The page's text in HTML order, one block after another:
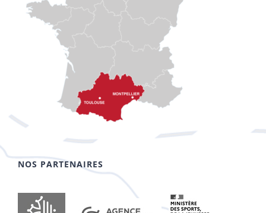
NOS PARTENAIRES